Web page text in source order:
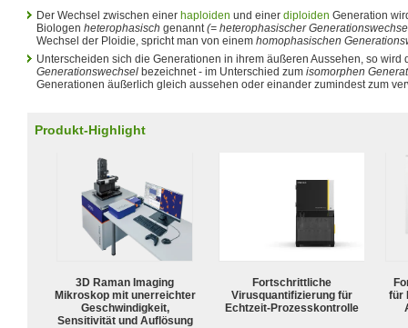
Der Wechsel zwischen einer haploiden und einer diploiden Generation
Biologen heterophasisch genannt(= heterophasischer
Wechsel der Ploidie, spricht man von einem homophasischen
Unterscheiden sich die Generationen in ihrem äußeren Aussehen, so wird
Generationswechsel bezeichnet - im Unterschied zum isomorphen
Generationen äußerlich gleich aussehen oder einander zumindest zum
Produkt-Highlight
3D Raman Imaging
Mikroskop mit unerreichter
Geschwindigkeit,
Sensitivität und Auflösung
Fortschrittliche
Virusquantifizierung für
Echtzeit-Prozesskontrolle
für